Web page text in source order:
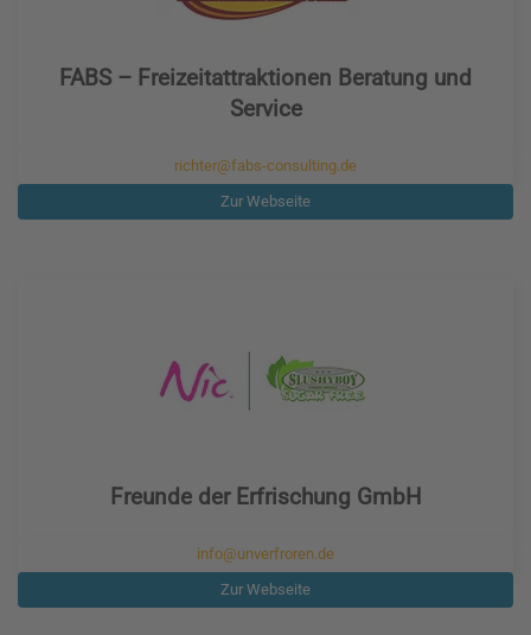
FABS – Freizeitattraktionen Beratung und
Service
richter@fabs-consulting.de
Zur Webseite
Freunde der Erfrischung GmbH
info@unverfroren.de
Zur Webseite